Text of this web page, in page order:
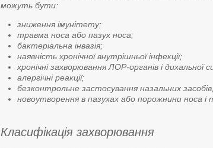
можуть бути:
зниження імунітету;
травма носа або пазух носа;
бактеріальна інвазія;
наявність хронічної внутрішньої інфекції;
хронічні захворювання ЛОР-органів і дихальної
алергічні реакції;
безконтрольне застосування назальних
новоутворення в пазухах або порожнини носа і
Класифікація захворювання